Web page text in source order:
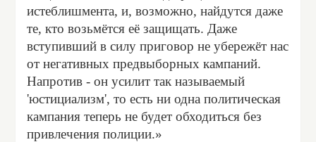
истеблишмента, и, возможно, найдутся даже
те, кто возьмётся её защищать. Даже
вступивший в силу приговор не убережёт нас
от негативных предвыборных кампаний.
Напротив - он усилит так называемый
'юстициализм', то есть ни одна политическая
кампания теперь не будет обходиться без
привлечения полиции.»